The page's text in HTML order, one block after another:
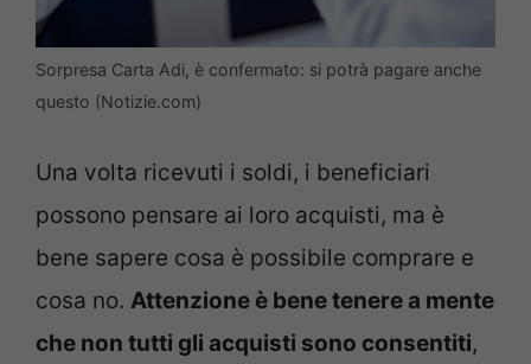
Sorpresa Carta Adi, è confermato: si potrà pagare anche
questo (Notizie.com)
Una volta ricevuti i soldi, i beneficiari
possono pensare ai loro acquisti, ma è
bene sapere cosa è possibile comprare e
cosa no. Attenzione è bene tenere a mente
che non tutti gli acquisti sono consentiti,